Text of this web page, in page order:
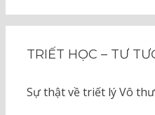
TRIẾT HỌC – TƯ
Sự thật về triết lý Vô